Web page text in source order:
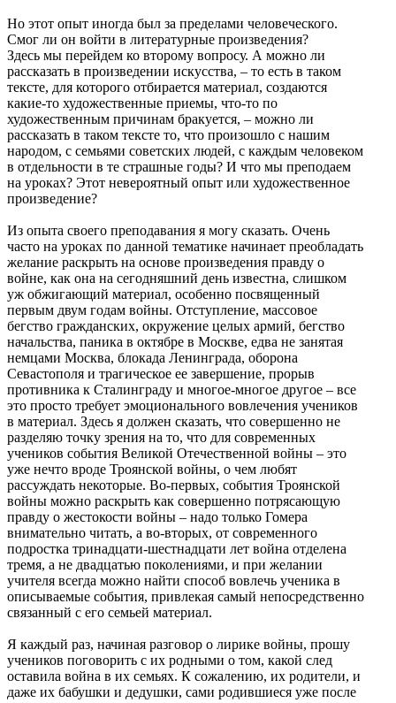
Но этот опыт иногда был за пределами человеческого.
Смог ли он войти в литературные произведения?
Здесь мы перейдем ко второму вопросу. А можно ли
рассказать в произведении искусства, – то есть в таком
тексте, для которого отбирается материал, создаются
какие-то художественные приемы, что-то по
художественным причинам бракуется, – можно ли
рассказать в таком тексте то, что произошло с нашим
народом, с семьями советских людей, с каждым человеком
в отдельности в те страшные годы? И что мы преподаем
на уроках? Этот невероятный опыт или художественное
произведение?
Из опыта своего преподавания я могу сказать. Очень
часто на уроках по данной тематике начинает преобладать
желание раскрыть на основе произведения правду о
войне, как она на сегодняшний день известна, слишком
уж обжигающий материал, особенно посвященный
первым двум годам войны. Отступление, массовое
бегство гражданских, окружение целых армий, бегство
начальства, паника в октябре в Москве, едва не занятая
немцами Москва, блокада Ленинграда, оборона
Севастополя и трагическое ее завершение, прорыв
противника к Сталинграду и многое-многое другое – все
это просто требует эмоционального вовлечения учеников
в материал. Здесь я должен сказать, что совершенно не
разделяю точку зрения на то, что для современных
учеников события Великой Отечественной войны – это
уже нечто вроде Троянской войны, о чем любят
рассуждать некоторые. Во-первых, события Троянской
войны можно раскрыть как совершенно потрясающую
правду о жестокости войны – надо только Гомера
внимательно читать, а во-вторых, от современного
подростка тринадцати-шестнадцати лет война отделена
тремя, а не двадцатью поколениями, и при желании
учителя всегда можно найти способ вовлечь ученика в
описываемые события, привлекая самый непосредственно
связанный с его семьей материал.
Я каждый раз, начиная разговор о лирике войны, прошу
учеников поговорить с их родными о том, какой след
оставила война в их семьях. К сожалению, их родители, и
даже их бабушки и дедушки, сами родившиеся уже после